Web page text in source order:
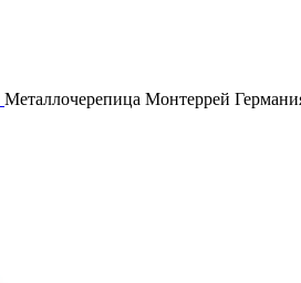
Металлочерепица Монтеррей